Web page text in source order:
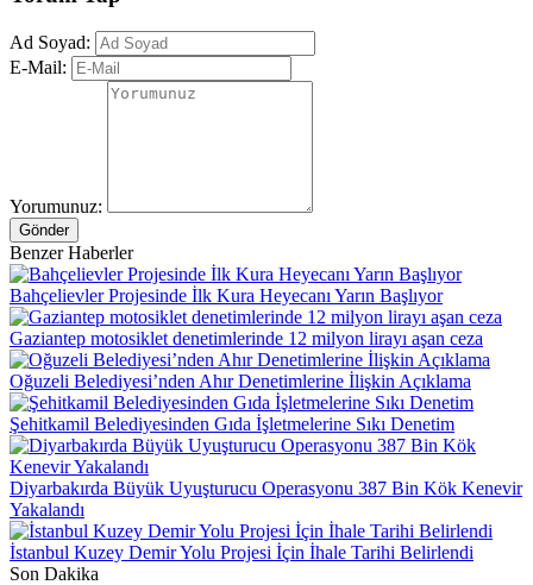
Ad Soyad:
E-Mail:
Yorumunuz:
Gönder
Benzer Haberler
Bahçelievler Projesinde İlk Kura Heyecanı Yarın Başlıyor
Gaziantep motosiklet denetimlerinde 12 milyon lirayı aşan ceza
Oğuzeli Belediyesi’nden Ahır Denetimlerine İlişkin Açıklama
Şehitkamil Belediyesinden Gıda İşletmelerine Sıkı Denetim
Diyarbakırda Büyük Uyuşturucu Operasyonu 387 Bin Kök Kenevir
Yakalandı
İstanbul Kuzey Demir Yolu Projesi İçin İhale Tarihi Belirlendi
Son Dakika